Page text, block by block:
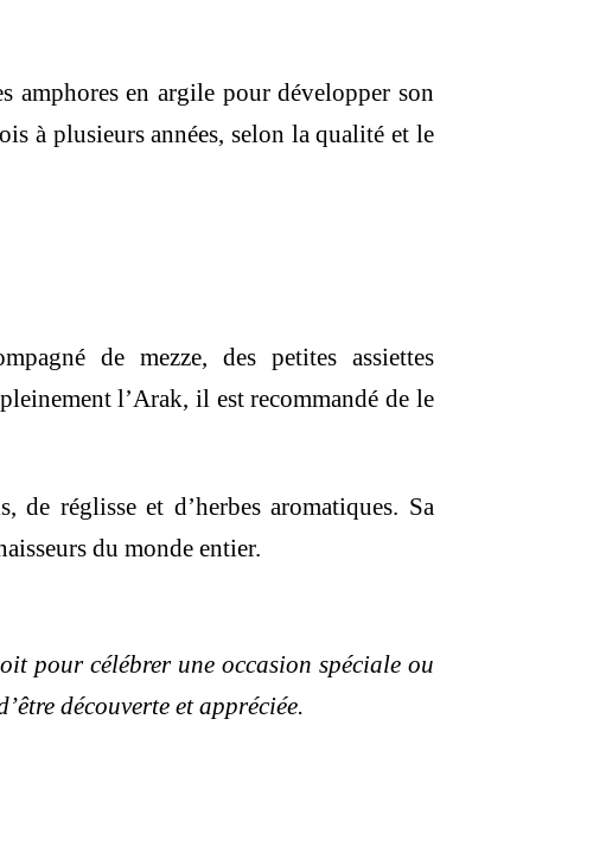
amphores en argile pour développer son
à plusieurs années, selon la qualité et le
de mezze, des petites assiettes
l’Arak, il est recommandé de le
de réglisse et d’herbes aromatiques. Sa
du monde entier.
pour célébrer une occasion spéciale ou
découverte et appréciée.